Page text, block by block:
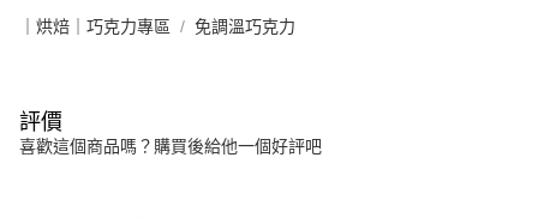
｜烘焙｜巧克力專區 免調溫巧克力
評價
喜歡這個商品嗎？購買後給他一個好評吧